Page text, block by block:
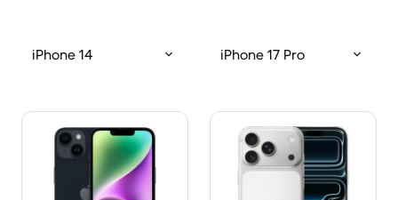
iPhone 14 iPhone 17 Pro